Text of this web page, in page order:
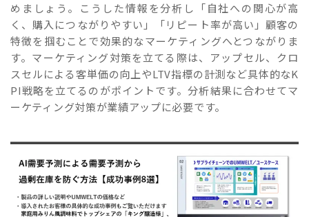
めましょう。こうした情報を分析し「自社への関心が高
く、購入につながりやすい」「リピート率が高い」顧客の
特徴を掴むことで効果的なマーケティングへとつながりま
す。マーケティング対策を立てる際は、アップセル、クロ
スセルによる客単価の向上やLTV指標の計測など具体的なK
PI戦略を立てるのがポイントです。分析結果に合わせてマ
ーケティング対策が業績アップに必要です。